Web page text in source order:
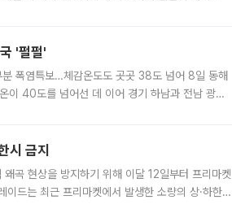
'펄펄'
폭염특보…체감온도도 곳곳 38도 넘어 8일 동해
이 40도를 넘어선 데 이어 경기 하남과 전남 광양
시 금지
곡 현상을 방지하기 위해 이달 12일부터 프리마켓
드는 최근 프리마켓에서 발생한 소량의 상·하한